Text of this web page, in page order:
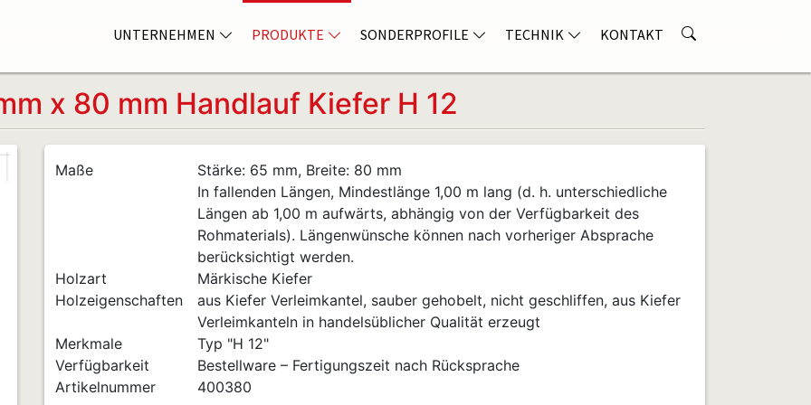
UNTERNEHMEN PRODUKTE SONDERPROFILE TECHNIK KONTAKT
x 80 mm Handlauf Kiefer H 12
Maße
Stärke: 65 mm, Breite: 80 mm
In fallenden Längen, Mindestlänge 1,00 m lang (d. h. unterschiedliche
Längen ab 1,00 m aufwärts, abhängig von der Verfügbarkeit des
Rohmaterials). Längenwünsche können nach vorheriger Absprache
berücksichtigt werden.
Holzart
Märkische Kiefer
Holzeigenschaften
aus Kiefer Verleimkantel, sauber gehobelt, nicht geschliffen, aus Kiefer
Verleimkanteln in handelsüblicher Qualität erzeugt
Merkmale
Typ "H 12"
Verfügbarkeit
Bestellware – Fertigungszeit nach Rücksprache
Artikelnummer
400380